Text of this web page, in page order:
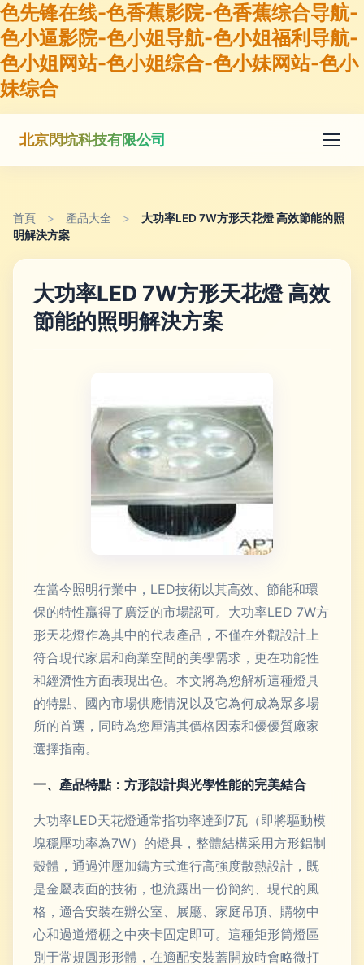
色先锋在线-色香蕉影院-色香蕉综合导航-
色小逼影院-色小姐导航-色小姐福利导航-
色小姐网站-色小姐综合-色小妹网站-色小
妹综合
北京閃坑科技有限公司
首頁 > 產品大全 >
大功率LED 7W方形天花燈 高效節能的照
明解決方案
大功率LED 7W方形天花燈 高效
節能的照明解決方案
在當今照明行業中，LED技術以其高效、節能和環
保的特性贏得了廣泛的市場認可。大功率LED 7W方
形天花燈作為其中的代表產品，不僅在外觀設計上
符合現代家居和商業空間的美學需求，更在功能性
和經濟性方面表現出色。本文將為您解析這種燈具
的特點、國內市場供應情況以及它為何成為眾多場
所的首選，同時為您厘清其價格因素和優優質廠家
選擇指南。
一、產品特點：方形設計與光學性能的完美結合
大功率LED天花燈通常指功率達到7瓦（即將驅動模
塊穩壓功率為7W）的燈具，整體結構采用方形鋁制
殼體，通過沖壓加鑄方式進行高強度散熱設計，既
是金屬表面的技術，也流露出一份簡約、現代的風
格，適合安裝在辦公室、展廳、家庭吊頂、購物中
心和過道燈棚之中夾卡固定即可。這種矩形筒燈區
別于常規圓形形體，在適配安裝蓋開放時會略微打